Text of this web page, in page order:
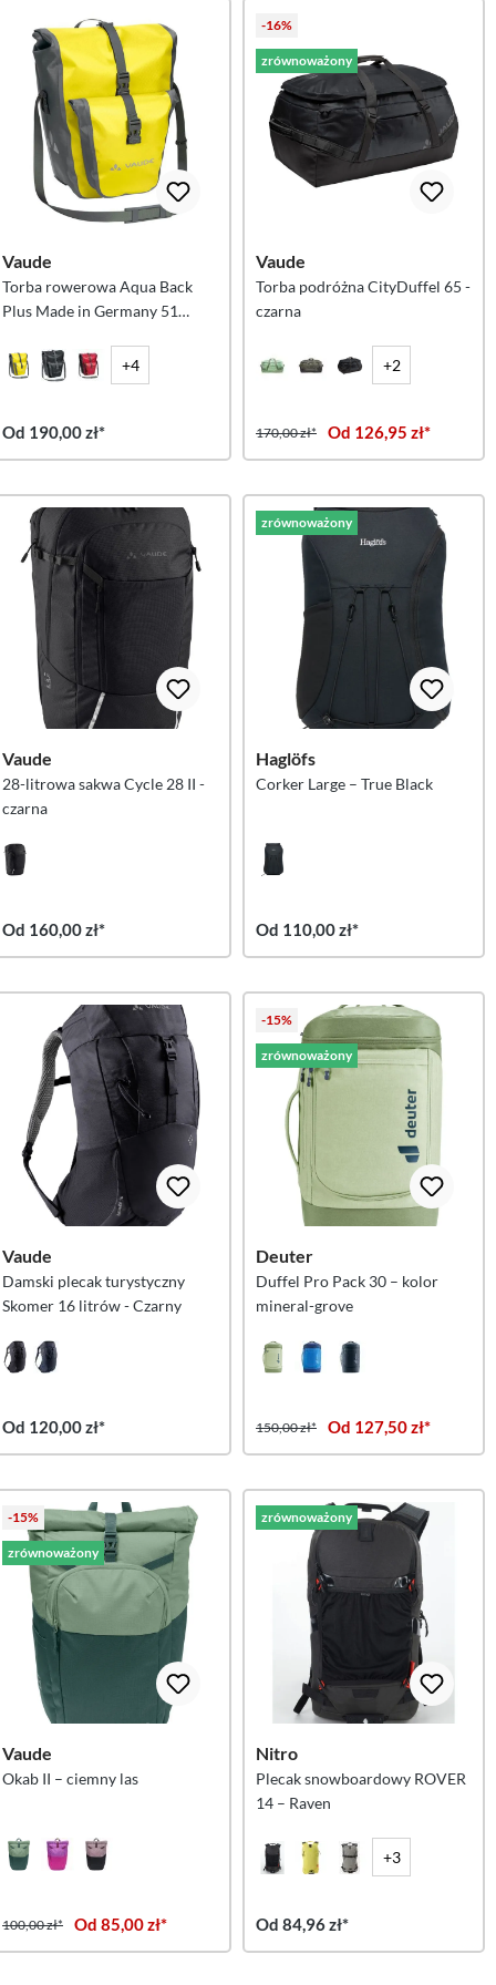
Vaude
Torba rowerowa Aqua Back
Plus Made in Germany 51
+4
Od 190,00 zł*
-16%
zrównoważony
Vaude
Torba podróżna CityDuffel 65 -
czarna
+2
170,00 zł* Od 126,95 zł*
Vaude
28-litrowa sakwa Cycle 28 II -
czarna
Od 160,00 zł*
zrównoważony
Haglöfs
Corker Large – True Black
Od 110,00 zł*
Vaude
Damski plecak turystyczny
Skomer 16 litrów - Czarny
Od 120,00 zł*
-15%
zrównoważony
Deuter
Duffel Pro Pack 30 – kolor
mineral-grove
150,00 zł* Od 127,50 zł*
-15%
zrównoważony
Vaude
Okab II – ciemny las
100,00 zł* Od 85,00 zł*
zrównoważony
Nitro
Plecak snowboardowy ROVER
14 – Raven
+3
Od 84,96 zł*